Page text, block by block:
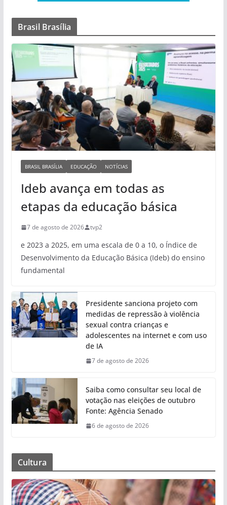
Brasil Brasília
BRASIL BRASÍLIA EDUCAÇÃO NOTÍCIAS
Ideb avança em todas as
etapas da educação básica
7 de agosto de 2026 tvp2
e 2023 a 2025, em uma escala de 0 a 10, o Índice de
Desenvolvimento da Educação Básica (Ideb) do ensino
fundamental
Presidente sanciona projeto com
medidas de repressão à violência
sexual contra crianças e
adolescentes na internet e com uso
de IA
7 de agosto de 2026
Saiba como consultar seu local de
votação nas eleições de outubro
Fonte: Agência Senado
6 de agosto de 2026
Cultura